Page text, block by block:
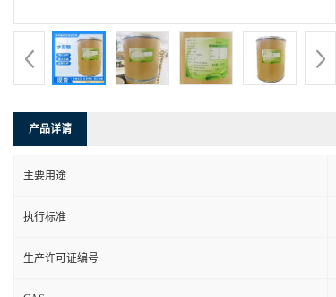
产品详请
主要用途
执行标准
生产许可证编号